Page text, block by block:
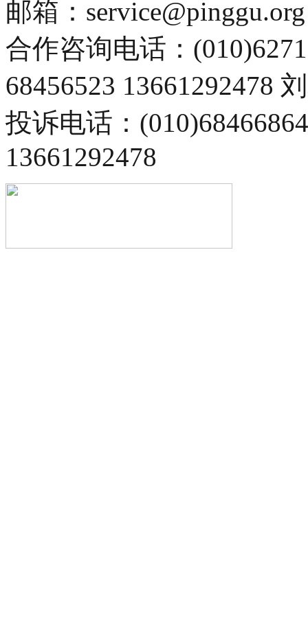
邮箱：service@pinggu.org
合作咨询电话：
68456523 13661292478
投诉电话：
13661292478